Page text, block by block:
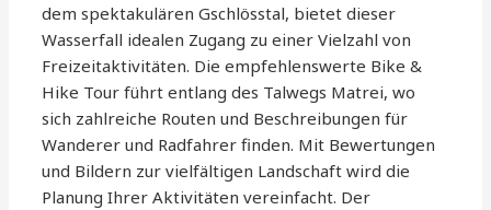
dem spektakulären Gschlösstal, bietet dieser
Wasserfall idealen Zugang zu einer Vielzahl von
Freizeitaktivitäten. Die empfehlenswerte Bike &
Hike Tour führt entlang des Talwegs Matrei, wo
sich zahlreiche Routen und Beschreibungen für
Wanderer und Radfahrer finden. Mit Bewertungen
und Bildern zur vielfältigen Landschaft wird die
Planung Ihrer Aktivitäten vereinfacht. Der